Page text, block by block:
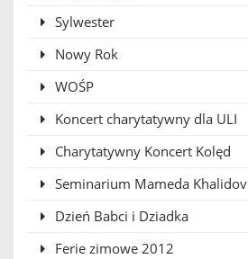
Sylwester
Nowy Rok
WOŚP
Koncert charytatywny dla ULI
Charytatywny Koncert Kolęd
Seminarium Mameda Khalidov
Dzień Babci i Dziadka
Ferie zimowe 2012